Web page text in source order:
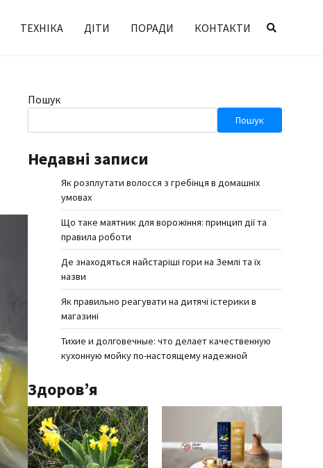
ТЕХНІКА ДІТИ ПОРАДИ КОНТАКТИ
Пошук
Пошук
Недавні записи
Як розплутати волосся з гребінця в домашніх
умовах
Що таке маятник для ворожіння: принцип дії та
правила роботи
Де знаходяться найстаріші гори на Землі та їх
назви
Як правильно реагувати на дитячі істерики в
магазині
Тихие и долговечные: что делает качественную
кухонную мойку по-настоящему надежной
Здоров’я